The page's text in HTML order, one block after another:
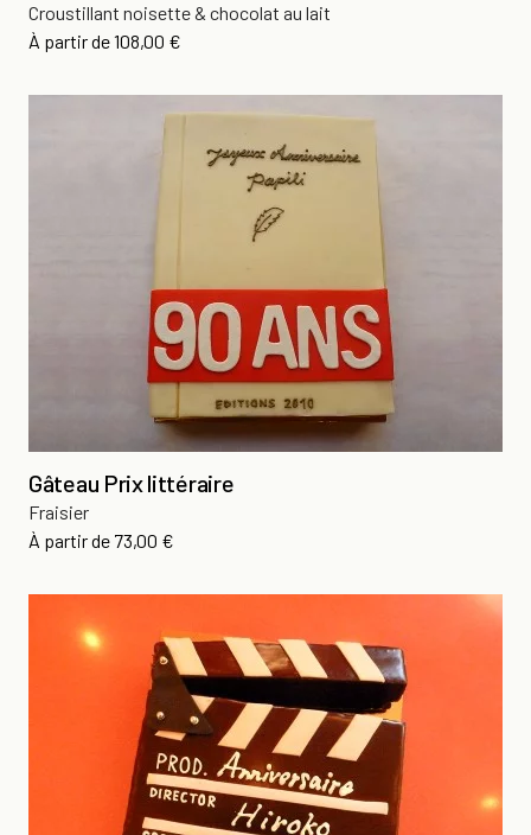
Croustillant noisette & chocolat au lait
À partir dePrix
108,00 €
Gâteau Prix littéraire
Fraisier
À partir de Prix
73,00 €